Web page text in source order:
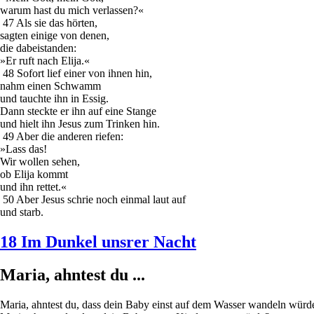
warum hast du mich verlassen?«
47 Als sie das hörten,
sagten einige von denen,
die dabeistanden:
»Er ruft nach Elija.«
48 Sofort lief einer von ihnen hin,
nahm einen Schwamm
und tauchte ihn in Essig.
Dann steckte er ihn auf eine Stange
und hielt ihn Jesus zum Trinken hin.
49 Aber die anderen riefen:
»Lass das!
Wir wollen sehen,
ob Elija kommt
und ihn rettet.«
50 Aber Jesus schrie noch einmal laut auf
und starb.
18 Im Dunkel unsrer Nacht
Maria, ahntest du ...
Maria, ahntest du, dass dein Baby einst auf dem Wasser wandeln